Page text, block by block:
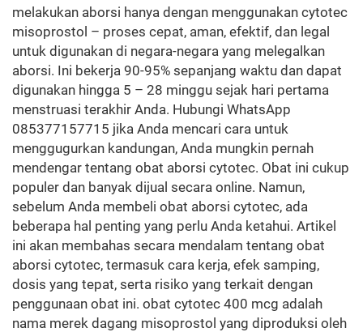
melakukan aborsi hanya dengan menggunakan cytotec
misoprostol – proses cepat, aman, efektif, dan legal
untuk digunakan di negara-negara yang melegalkan
aborsi. Ini bekerja 90-95% sepanjang waktu dan dapat
digunakan hingga 5 – 28 minggu sejak hari pertama
menstruasi terakhir Anda. Hubungi WhatsApp
085377157715 jika Anda mencari cara untuk
menggugurkan kandungan, Anda mungkin pernah
mendengar tentang obat aborsi cytotec. Obat ini cukup
populer dan banyak dijual secara online. Namun,
sebelum Anda membeli obat aborsi cytotec, ada
beberapa hal penting yang perlu Anda ketahui. Artikel
ini akan membahas secara mendalam tentang obat
aborsi cytotec, termasuk cara kerja, efek samping,
dosis yang tepat, serta risiko yang terkait dengan
penggunaan obat ini. obat cytotec 400 mcg adalah
nama merek dagang misoprostol yang diproduksi oleh